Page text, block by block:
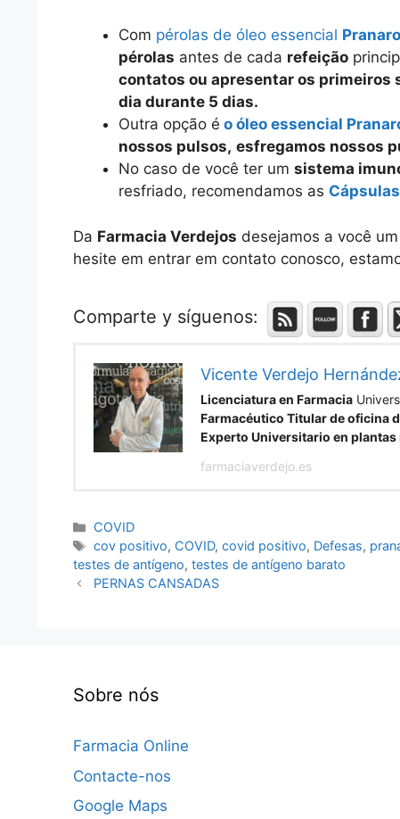
Com pérolas de óleo essencial
pérolas antes de cada refeição
contatos ou apresentar os primeiros
dia durante 5 dias.
Outra opção é o óleo essencial
nossos pulsos, esfregamos nossos
No caso de você ter um sistema
resfriado, recomendamos as
Da Farmacia Verdejos desejamos a você um
hesite em entrar em contato conosco,
Comparte y síguenos:
Vicente Verdejo
Licenciatura en Farmacia
Farmacéutico Titular de oficina
Experto Universitario en
farmaciaverdejo.es
Categorias
COVID
Etiquetas
cov positivo, COVID,covid positivo, Defesas,
testes de antígeno, testes de antígeno barato
PERNAS CANSADAS
Sobre nós
Farmacia Online
Contacte-nos
Google Maps